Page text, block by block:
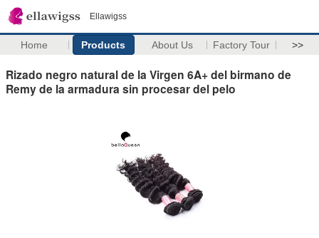
Ellawigss
Home Products About Us Factory Tour >>
Rizado negro natural de la Virgen 6A+ del birmano de
Remy de la armadura sin procesar del pelo